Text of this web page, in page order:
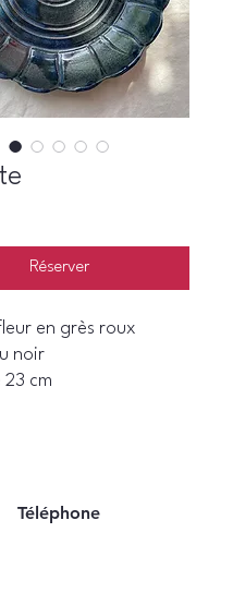
Réserver
en grès roux
noir
23 cm
Téléphone